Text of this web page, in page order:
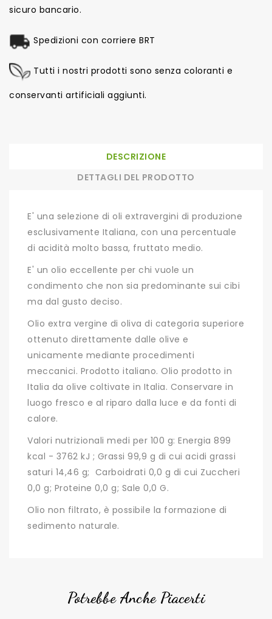
sicuro bancario.
Spedizioni con corriere BRT
Tutti i nostri prodotti sono senza coloranti e
conservanti artificiali aggiunti.
DESCRIZIONE
DETTAGLI DEL PRODOTTO
E' una selezione di oli extravergini di produzione
esclusivamente Italiana, con una percentuale
di acidità molto bassa, fruttato medio.
E' un olio eccellente per chi vuole un
condimento che non sia predominante sui cibi
ma dal gusto deciso.
Olio extra vergine di oliva di categoria superiore
ottenuto direttamente dalle olive e
unicamente mediante procedimenti
meccanici. Prodotto italiano. Olio prodotto in
Italia da olive coltivate in Italia. Conservare in
luogo fresco e al riparo dalla luce e da fonti di
calore.
Valori nutrizionali medi per 100 g: Energia 899
kcal - 3762 kJ ; Grassi 99,9 g di cui acidi grassi
saturi 14,46 g; Carboidrati 0,0 g di cui Zuccheri
0,0 g; Proteine 0,0 g; Sale 0,0 G.
Olio non filtrato, è possibile la formazione di
sedimento naturale.
Potrebbe Anche Piacerti